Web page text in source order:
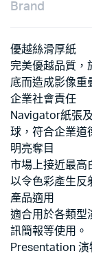
Brand
優越絲滑厚紙
完美優越品質，
底而造成影像重
企業社會責任
Navigator紙張
球，符合企業道
明亮奪目
市場上接近最高
以令色彩產生反
產品適用
適合用於各類型
訊簡報等使用。
Presentation 演